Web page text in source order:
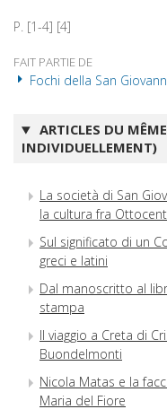
P. [1-4] [4]
FAIT PARTIE DE
Fochi della San
ARTICLES DU
INDIVIDUELLEMENT)
La società di San
la cultura fra
Sul significato di un
greci e latini
Dal manoscritto al
stampa
Il viaggio a Creta di
Buondelmonti
Nicola Matas e la
Maria del Fiore